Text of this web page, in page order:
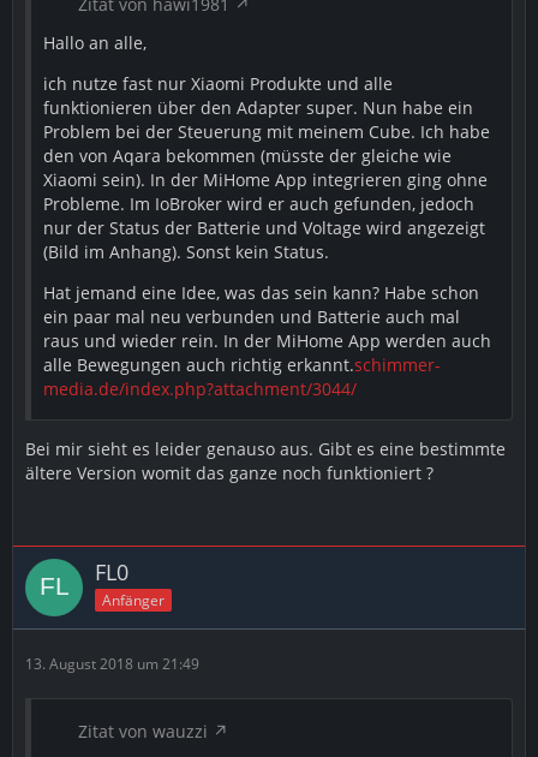
Hallo an alle,
ich nutze fast nur Xiaomi Produkte und alle
funktionieren über den Adapter super. Nun habe ein
Problem bei der Steuerung mit meinem Cube. Ich habe
den von Aqara bekommen (müsste der gleiche wie
Xiaomi sein). In der MiHome App integrieren ging ohne
Probleme. Im IoBroker wird er auch gefunden, jedoch
nur der Status der Batterie und Voltage wird angezeigt
(Bild im Anhang). Sonst kein Status.
Hat jemand eine Idee, was das sein kann? Habe schon
ein paar mal neu verbunden und Batterie auch mal
raus und wieder rein. In der MiHome App werden auch
alle Bewegungen auch richtig erkannt.schimmer-
media.de/index.php?attachment/3044/
Bei mir sieht es leider genauso aus. Gibt es eine bestimmte
ältere Version womit das ganze noch funktioniert ?
FL0
Anfänger
13. August 2018 um 21:49
Zitat von wauzzi